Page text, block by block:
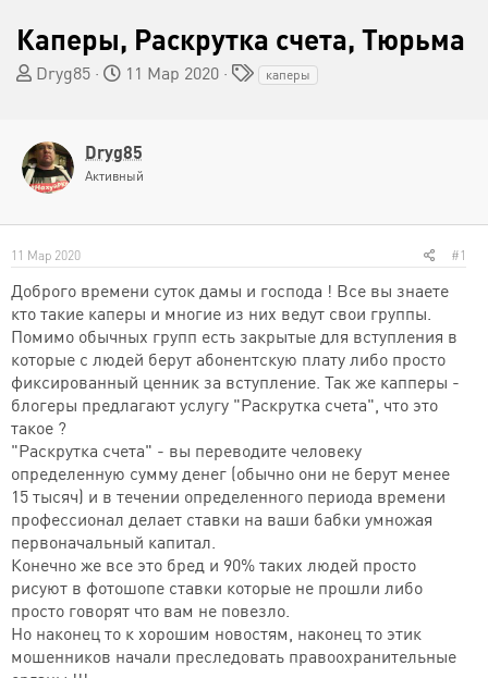
Каперы, Раскрутка счета, Тюрьма
А
о
р
т
м
ы
Dryg85
Д
н
а
а
а
11 Мар 2020
Ткаперы
Dryg85
Активный
11 Мар 2020 #1
Доброго времени суток дамы и господа ! Все вы знаете
кто такие каперы и многие из них ведут свои группы.
Помимо обычных групп есть закрытые для вступления в
которые с людей берут абонентскую плату либо просто
фиксированный ценник за вступление. Так же капперы -
блогеры предлагают услугу "Раскрутка счета", что это
такое ?
"Раскрутка счета" - вы переводите человеку
определенную сумму денег (обычно они не берут менее
15 тысяч) и в течении определенного периода времени
профессионал делает ставки на ваши бабки умножая
первоначальный капитал.
Конечно же все это бред и 90% таких людей просто
рисуют в фотошопе ставки которые не прошли либо
просто говорят что вам не повезло.
Но наконец то к хорошим новостям, наконец то этик
мошенников начали преследовать правоохранительные